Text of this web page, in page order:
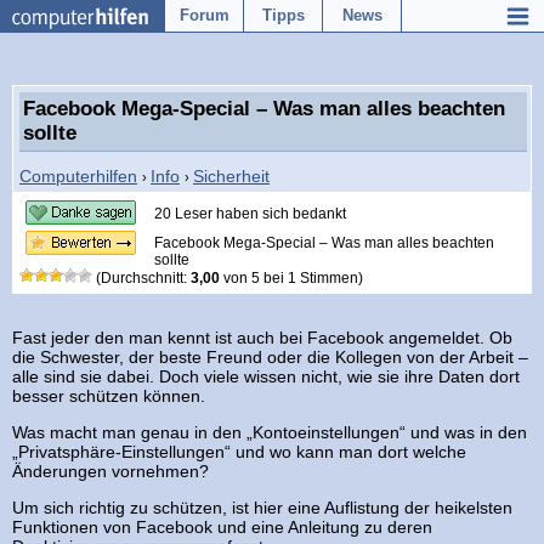
Forum Tipps News
Facebook Mega-Special – Was man alles beachten
sollte
Computerhilfen › Info › Sicherheit
20 Leser haben sich bedankt
Facebook Mega-Special – Was man alles beachten
sollte
(Durchschnitt: 3,00 von 5 bei 1 Stimmen)
Fast jeder den man kennt ist auch bei Facebook angemeldet. Ob
die Schwester, der beste Freund oder die Kollegen von der Arbeit –
alle sind sie dabei. Doch viele wissen nicht, wie sie ihre Daten dort
besser schützen können.
Was macht man genau in den „Kontoeinstellungen“ und was in den
„Privatsphäre-Einstellungen“ und wo kann man dort welche
Änderungen vornehmen?
Um sich richtig zu schützen, ist hier eine Auflistung der heikelsten
Funktionen von Facebook und eine Anleitung zu deren